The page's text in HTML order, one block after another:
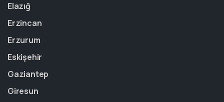
Elazığ
Erzincan
Erzurum
Eskişehir
Gaziantep
Giresun